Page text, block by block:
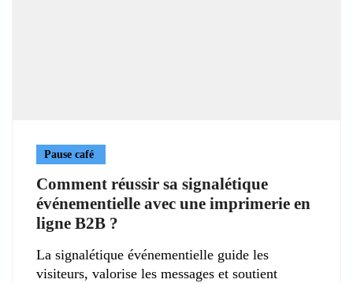
Pause café
Comment réussir sa signalétique
événementielle avec une imprimerie en
ligne B2B ?
La signalétique événementielle guide les
visiteurs, valorise les messages et soutient